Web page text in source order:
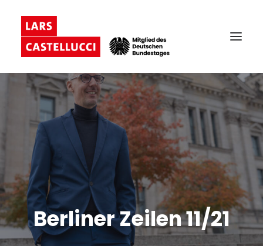
Berliner Zeilen 11/21